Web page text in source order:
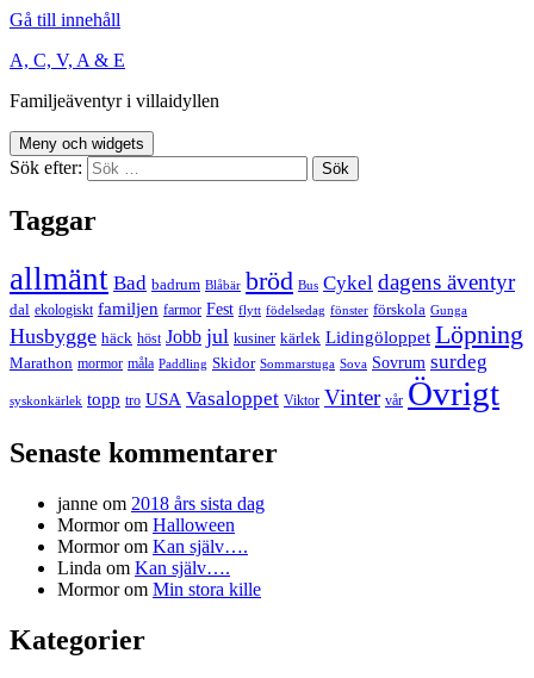
Gå till innehåll
A, C, V, A & E
Familjeäventyr i villaidyllen
Meny och widgets
Sök efter:
Taggar
allmänt Bad badrum Blåbär bröd Bus Cykel dagens äventyr
dal ekologiskt familjen farmor Fest flytt födelsedag fönster förskola Gunga
Husbygge häck höst Jobb jul kusiner kärlek Lidingöloppet Löpning
Marathon mormor måla Paddling Skidor Sommarstuga Sova Sovrum surdeg
syskonkärlek topp tro USA Vasaloppet Viktor Vinter vår Övrigt
Senaste kommentarer
janne om 2018 års sista dag
Mormorom Halloween
Mormorom Kan själv….
Linda om Kan själv….
Mormorom Min stora kille
Kategorier